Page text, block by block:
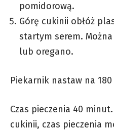
pomidorową.
Górę cukinii obłóż
startym serem.
lub oregano.
Piekarnik nastaw na
Czas pieczenia 40
cukinii, czas pieczenia